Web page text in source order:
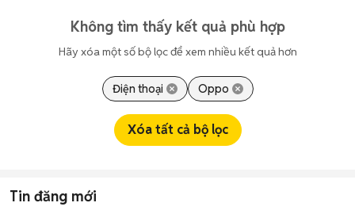
Không tìm thấy kết quả phù hợp
Hãy xóa một số bộ lọc để xem nhiều kết quả hơn
Điện thoại Oppo
Xóa tất cả bộ lọc
Tin đăng mới